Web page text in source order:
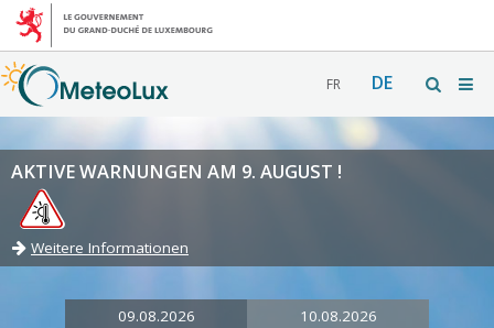
FR DE
AKTIVE WARNUNGEN AM 9. AUGUST !
Weitere Informationen
09.08.2026 10.08.2026